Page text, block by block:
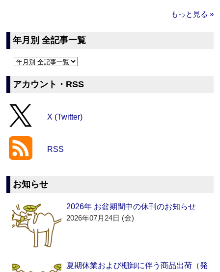
もっと見る »
年月別 全記事一覧
アカウント・RSS
X (Twitter)
RSS
お知らせ
2026年 お盆期間中の休刊のお知らせ
2026年07月24日 (金)
夏期休業および棚卸に伴う商品出荷（発